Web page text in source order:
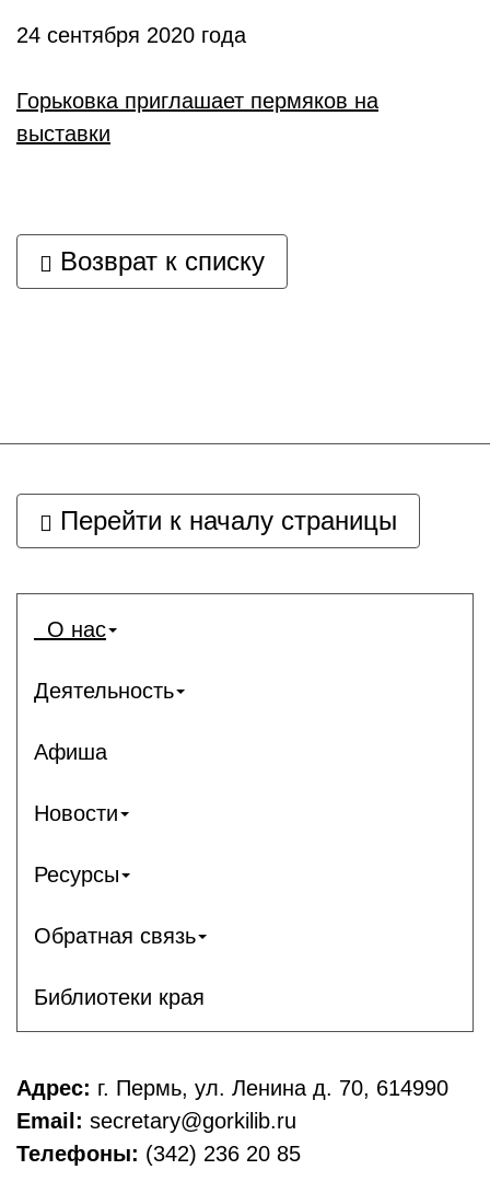
24 сентября 2020 года
Горьковка приглашает пермяков на
выставки
Возврат к списку
Перейти к началу страницы
О нас
Деятельность
Афиша
Новости
Ресурсы
Обратная связь
Библиотеки края
Адрес: г. Пермь, ул. Ленина д. 70, 614990
Email: secretary@gorkilib.ru
Телефоны: (342) 236 20 85